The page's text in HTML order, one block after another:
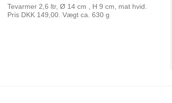
Tevarmer 2,6 ltr, Ø 14 cm , H 9 cm, mat hvid.
Pris DKK 149,00. Vægt ca. 630 g